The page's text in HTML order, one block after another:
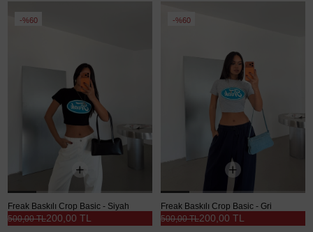
%60
Freak Baskılı Crop Basic - Siyah
200,00 TL
500,00 TL
%60
Freak Baskılı Crop Basic - Gri
200,00 TL
500,00 TL